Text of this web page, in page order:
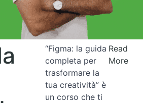
“Figma: la guida
completa per
trasformare la
tua creatività” è
un corso che ti
Read
More